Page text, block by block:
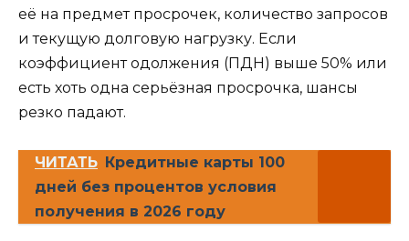
её на предмет просрочек, количество запросов
и текущую долговую нагрузку. Если
коэффициент одолжения (ПДН) выше 50% или
есть хоть одна серьёзная просрочка, шансы
резко падают.
ЧИТАТЬ Кредитные карты 100
дней без процентов условия
получения в 2026 году